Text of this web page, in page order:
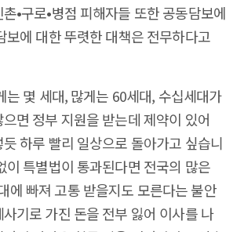
•구로•병점 피해자들 또한 공동담보에
에 대한 뚜렷한 대책은 전무하다고
몇 세대, 많게는 60세대, 수십세대가
면 정부 지원을 받는데 제약이 있어
하루 빨리 일상으로 돌아가고 싶습니
특별법이 통과된다면 전국의 많은
에 빠져 고통 받을지도 모른다는 불안
기로 가진 돈을 전부 잃어 이사를 나